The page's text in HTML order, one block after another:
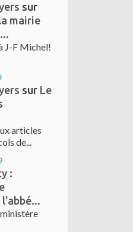
sur
mairie
J-F Michel!
sur Le
articles
de...
: